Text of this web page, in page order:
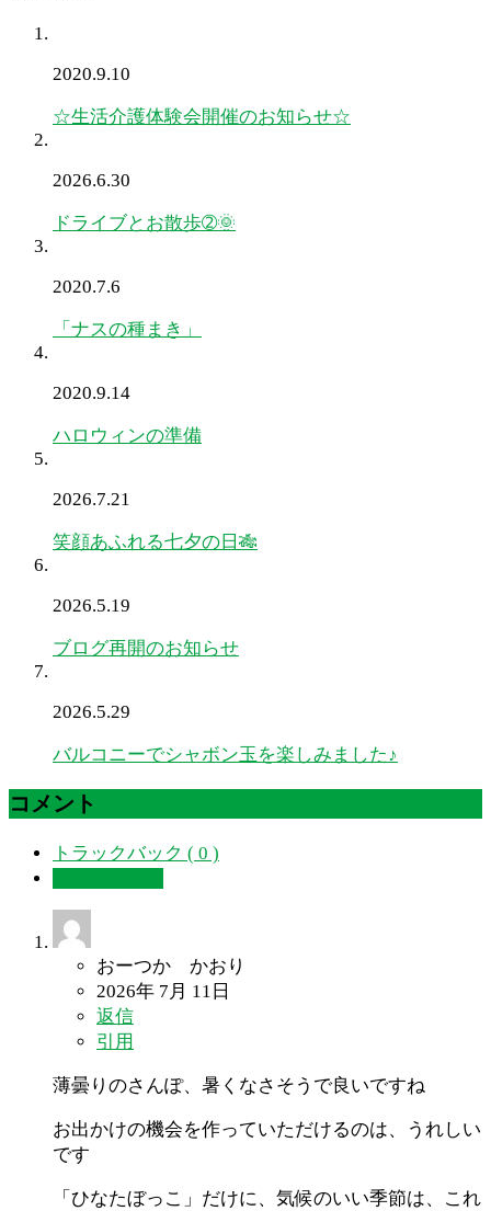
2020.9.10
☆生活介護体験会開催のお知らせ☆
2026.6.30
ドライブとお散歩➁🌞
2020.7.6
「ナスの種まき」
2020.9.14
ハロウィンの準備
2026.7.21
笑顔あふれる七夕の日🎋
2026.5.19
ブログ再開のお知らせ
2026.5.29
バルコニーでシャボン玉を楽しみました♪
コメント
トラックバック ( 0 )
おーつか かおり
2026年 7月 11日
返信
引用
薄曇りのさんぽ、暑くなさそうで良いですね
お出かけの機会を作っていただけるのは、うれしい
です
「ひなたぼっこ」だけに、気候のいい季節は、これ